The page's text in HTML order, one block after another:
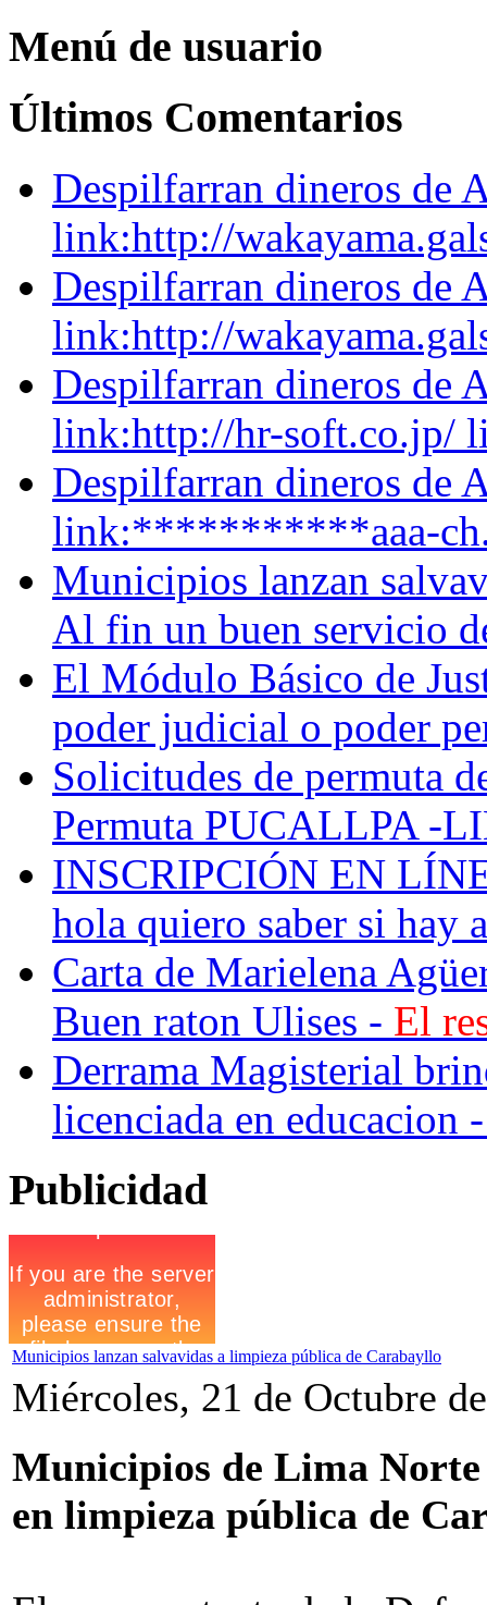
Menú de usuario
Últimos Comentarios
Despilfarran dineros de
link:http://
Despilfarran dineros de
link:http://
Despilfarran dineros de
link:http://hr-soft.co.jp/
Despilfarran dineros de
link:***********aaa-
Municipios lanzan
Al fin un buen servicio
El Módulo Básico de
poder judicial o poder
Solicitudes de permuta
Permuta PUCALLPA -
INSCRIPCIÓN EN
hola quiero saber si hay
Carta de Marielena
Buen raton Ulises - El
Derrama Magisterial
licenciada en educacion
Publicidad
Municipios lanzan salvavidas a limpieza pública de Carabayllo
Miércoles, 21 de Octubre
Municipios de Lima
en limpieza pública de